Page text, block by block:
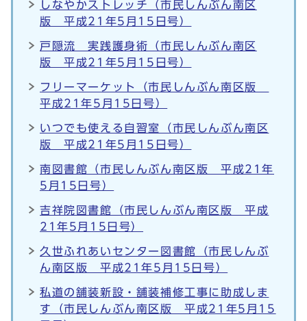
しなやかストレッチ（市民しんぶん南区
版 平成21年5月15日号）
戸隠流 実践護身術（市民しんぶん南区
版 平成21年5月15日号）
フリーマーケット（市民しんぶん南区版
平成21年5月15日号）
いつでも使える自習室（市民しんぶん南区
版 平成21年5月15日号）
南図書館（市民しんぶん南区版 平成21年
5月15日号）
吉祥院図書館（市民しんぶん南区版 平成
21年5月15日号）
久世ふれあいセンター図書館（市民しんぶ
ん南区版 平成21年5月15日号）
私道の舗装新設・舗装補修工事に助成しま
す（市民しんぶん南区版 平成21年5月15